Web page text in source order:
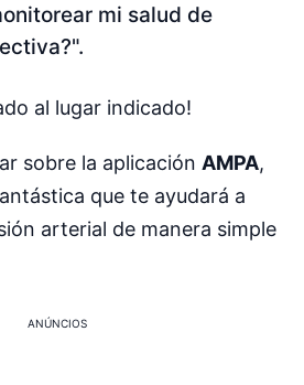
mi salud de
al lugar indicado!
sobre la aplicación AMPA,
que te ayudará a
arterial de manera simple
ANÚNCIOS